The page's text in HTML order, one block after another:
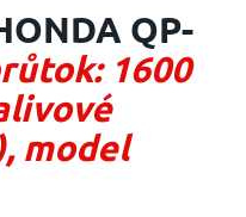
QP-
1600
model